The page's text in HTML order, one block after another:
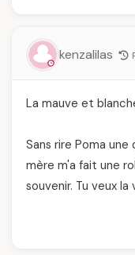
kenzalilas
La mauve et
Sans rire Poma
mère m'a fait une
souvenir. Tu veux